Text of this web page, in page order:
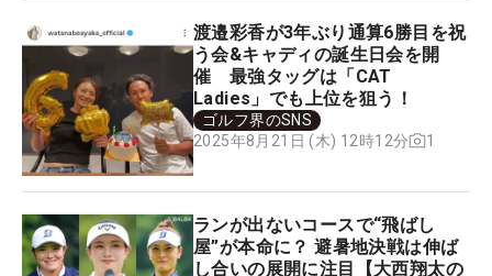
渡邉彩香が3年ぶり通算6勝目を祝
う会&キャディの誕生日会を開
催 最強タッグは「CAT
Ladies」でも上位を狙う！
ゴルフ界のSNS
2025年8月21日 (木) 12時12分
1
ランが出ないコースで“飛ばし
屋”が本命に？ 避暑地決戦は伸ば
し合いの展開に注目【大西翔太の